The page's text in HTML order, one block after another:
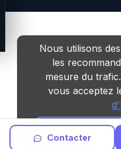
Contacter
Nous utilisons
les
mesure du
vous acceptez